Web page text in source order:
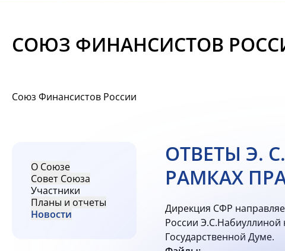
СОЮЗ ФИНАНСИСТОВ
Союз Финансистов России
О Союзе
Совет Союза
Участники
Планы и отчеты
Новости
ОТВЕТЫ Э.
РАМКАХ
Дирекция СФР
России Э.С.Набиуллиной
Государственной Думе.